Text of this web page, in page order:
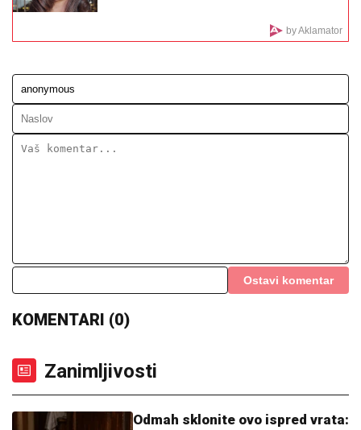
Đani Infantino postao grobar svetskog
fudbala?
drame u Crnoj Gori
"OLOŠI JEDNI, MONSTRUMI"Aneli
uključio u program uživo - usledio